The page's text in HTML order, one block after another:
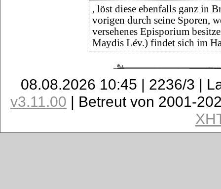
, löst diese ebenfalls ganz in
vorigen durch seine Sporen,
versehenes Episporium
Maydis Lév.) findet sich im
08.08.2026 10:45 | 2236/3 |
v3.11.00 | Betreut von 2001-